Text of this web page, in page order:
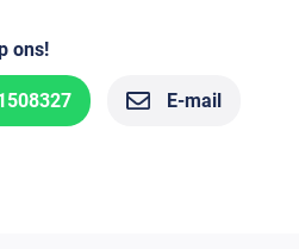
ons!
E-mail